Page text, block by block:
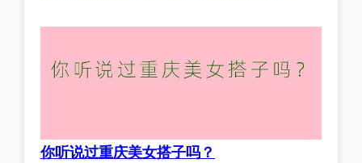
你听说过重庆美女搭子吗？